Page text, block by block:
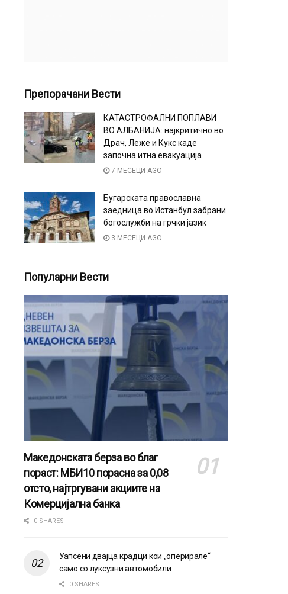
Препорачани Вести
КАТАСТРОФАЛНИ ПОПЛАВИ
ВО АЛБАНИЈА: најкритично во
Драч, Леже и Кукс каде
започна итна евакуација
7 МЕСЕЦИ AGO
Бугарската православна
заедница во Истанбул забрани
богослужби на грчки јазик
3 МЕСЕЦИ AGO
Популарни Вести
Македонската берза во благ
пораст: МБИ10 порасна за 0,08
отсто, најтргувани акциите на
Комерцијална банка
0 SHARES
Уапсени двајца крадци кои „оперирале“
само со луксузни автомобили
0 SHARES